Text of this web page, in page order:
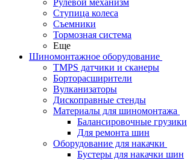
Рулевой механизм
Ступица колеса
Съемники
Тормозная система
Еще
Шиномонтажное оборудование
TMPS датчики и сканеры
Борторасширители
Вулканизаторы
Дископравные стенды
Материалы для шиномонтажа
Балансировочные грузики
Для ремонта шин
Оборудование для накачки
Бустеры для накачки шин